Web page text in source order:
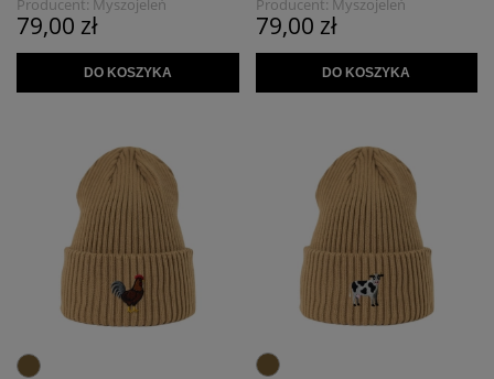
Producent: Myszojeleń
79,00 zł
DO KOSZYKA
Producent: Myszojeleń
79,00 zł
DO KOSZYKA